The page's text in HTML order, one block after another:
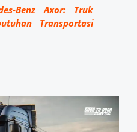
Benz Axor: Truk
Transportasi